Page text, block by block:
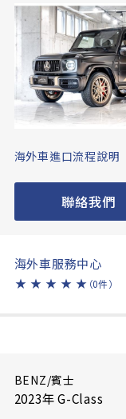
海外車進口流程說明
聯絡我們
海外車服務中心
★ ★ ★ ★ ★ （0件）
BENZ/賓士
2023年 G-Class